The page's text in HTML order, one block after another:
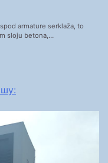
armature serklaža, to
sloju betona,…